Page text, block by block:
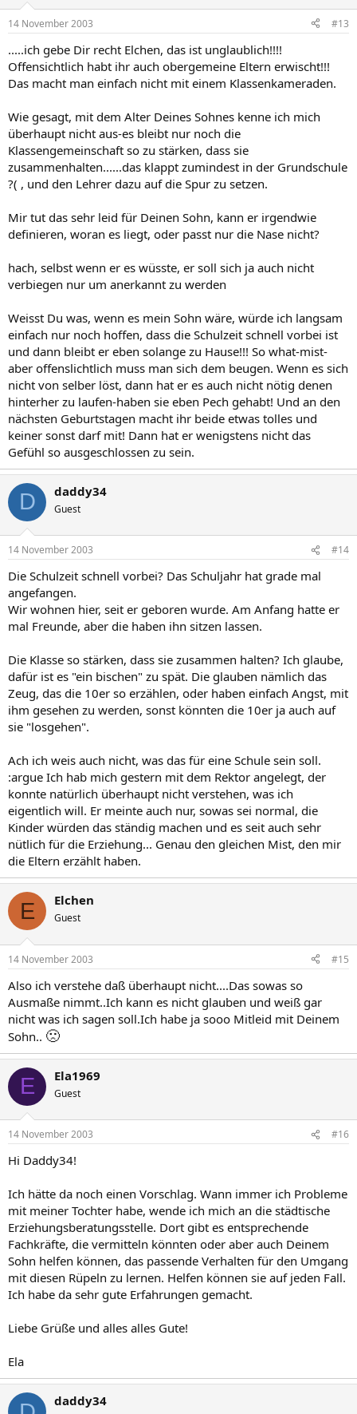
14 November 2003 #13
.....ich gebe Dir recht Elchen, das ist unglaublich!!!!
Offensichtlich habt ihr auch obergemeine Eltern erwischt!!!
Das macht man einfach nicht mit einem Klassenkameraden.
Wie gesagt, mit dem Alter Deines Sohnes kenne ich mich
überhaupt nicht aus-es bleibt nur noch die
Klassengemeinschaft so zu stärken, dass sie
zusammenhalten......das klappt zumindest in der Grundschule
?( , und den Lehrer dazu auf die Spur zu setzen.
Mir tut das sehr leid für Deinen Sohn, kann er irgendwie
definieren, woran es liegt, oder passt nur die Nase nicht?
hach, selbst wenn er es wüsste, er soll sich ja auch nicht
verbiegen nur um anerkannt zu werden
Weisst Du was, wenn es mein Sohn wäre, würde ich langsam
einfach nur noch hoffen, dass die Schulzeit schnell vorbei ist
und dann bleibt er eben solange zu Hause!!! So what-mist-
aber offenslichtlich muss man sich dem beugen. Wenn es sich
nicht von selber löst, dann hat er es auch nicht nötig denen
hinterher zu laufen-haben sie eben Pech gehabt! Und an den
nächsten Geburtstagen macht ihr beide etwas tolles und
keiner sonst darf mit! Dann hat er wenigstens nicht das
Gefühl so ausgeschlossen zu sein.
D daddy34
Guest
14 November 2003 #14
Die Schulzeit schnell vorbei? Das Schuljahr hat grade mal
angefangen.
Wir wohnen hier, seit er geboren wurde. Am Anfang hatte er
mal Freunde, aber die haben ihn sitzen lassen.
Die Klasse so stärken, dass sie zusammen halten? Ich glaube,
dafür ist es "ein bischen" zu spät. Die glauben nämlich das
Zeug, das die 10er so erzählen, oder haben einfach Angst, mit
ihm gesehen zu werden, sonst könnten die 10er ja auch auf
sie "losgehen".
Ach ich weis auch nicht, was das für eine Schule sein soll.
:argue Ich hab mich gestern mit dem Rektor angelegt, der
konnte natürlich überhaupt nicht verstehen, was ich
eigentlich will. Er meinte auch nur, sowas sei normal, die
Kinder würden das ständig machen und es seit auch sehr
nütlich für die Erziehung... Genau den gleichen Mist, den mir
die Eltern erzählt haben.
E Elchen
Guest
14 November 2003 #15
Also ich verstehe daß überhaupt nicht....Das sowas so
Ausmaße nimmt..Ich kann es nicht glauben und weiß gar
nicht was ich sagen soll.Ich habe ja sooo Mitleid mit Deinem
Sohn.. 🙁
E Ela1969
Guest
14 November 2003 #16
Hi Daddy34!
Ich hätte da noch einen Vorschlag. Wann immer ich Probleme
mit meiner Tochter habe, wende ich mich an die städtische
Erziehungsberatungsstelle. Dort gibt es entsprechende
Fachkräfte, die vermitteln könnten oder aber auch Deinem
Sohn helfen können, das passende Verhalten für den Umgang
mit diesen Rüpeln zu lernen. Helfen können sie auf jeden Fall.
Ich habe da sehr gute Erfahrungen gemacht.
Liebe Grüße und alles alles Gute!
Ela
daddy34